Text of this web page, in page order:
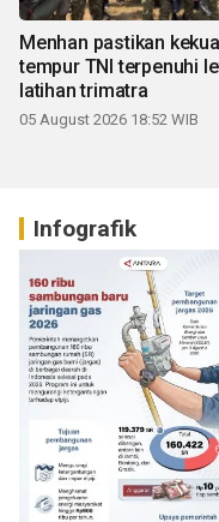
Menhan pastikan
tempur TNI terpenuhi
latihan trimatra
05 August 2026 18:52 WIB
Infografik